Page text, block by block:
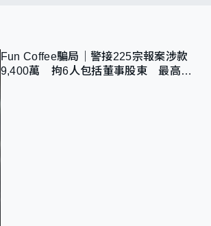
Fun Coffee騙局｜警接225宗報案涉款
9,400萬 拘6人包括董事股東 最高金